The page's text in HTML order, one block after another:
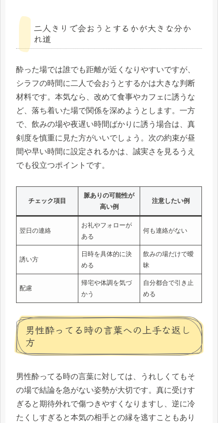
二人きりで会おうとするかが大きな分か
れ道
酔った場では誰でも距離が近くなりやすいですが、
シラフの時間に二人で会おうとするかは大きな判断
材料です。本気なら、改めて食事やカフェに誘うな
ど、落ち着いた場で関係を深めようとします。一方
で、飲みの場や夜遅い時間ばかりに誘う場合は、真
剣度を慎重に見た方がいいでしょう。次の約束が昼
間や早い時間に設定されるかは、誠実さを見るうえ
でも役立つポイントです。
チェック項目
脈ありの可能性が
高い例
注意したい例
翌日の連絡
お礼やフォローが
ある
何も連絡がない
誘い方
日時を具体的に決
める
飲みの場だけで曖
昧
配慮
帰宅や体調を気づ
かう
自分都合で引き止
める
男性酔ってる時の言葉への上手な返し
方
男性酔ってる時の言葉に対しては、うれしくてもそ
の場で結論を急がない姿勢が大切です。真に受けす
ぎると期待外れで傷つきやすくなりますし、逆に冷
たくしすぎると本気の相手との縁を逃すこともあり